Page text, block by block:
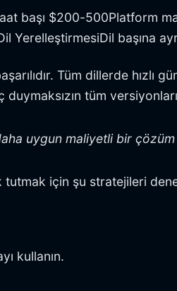
başı $200-500Platform
YerelleştirmesiDil başına
Tüm dillerde
tüm
uygun maliyetli bir
tutmak için şu stratejileri
kullanın.